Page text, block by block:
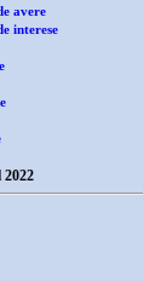
avere
interese